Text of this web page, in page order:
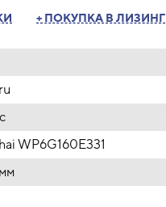
+ ПОКУПКА В ЛИЗИНГ
WP6G160E331